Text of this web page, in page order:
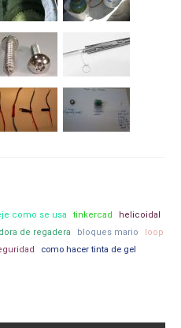
como se usa tinkercad
helicoidal
de regadera bloques mario
loop
como hacer tinta de gel